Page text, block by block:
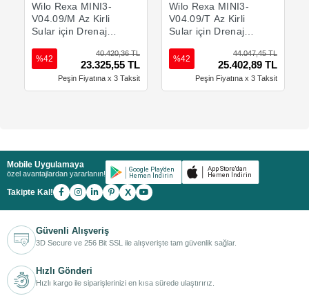
Wilo Rexa MINI3-
V04.09/M Az Kirli
Sular için Drenaj
40.420,36 TL
23.325,55 TL
%42
Peşin Fiyatına x 3 Taksit
Wilo Rexa MINI3-
V04.09/T Az Kirli
Sular için Drenaj
44.047,45 TL
25.402,89 TL
%42
Peşin Fiyatına x 3 Taksit
Mobile Uygulamaya
özel avantajlardan yararlanın!
Takipte Kal! X
Güvenli Alışveriş
3D Secure ve 256 Bit SSL ile alışverişte tam güvenlik sağlar.
Hızlı Gönderi
Hızlı kargo ile siparişlerinizi en kısa sürede ulaştırırız.